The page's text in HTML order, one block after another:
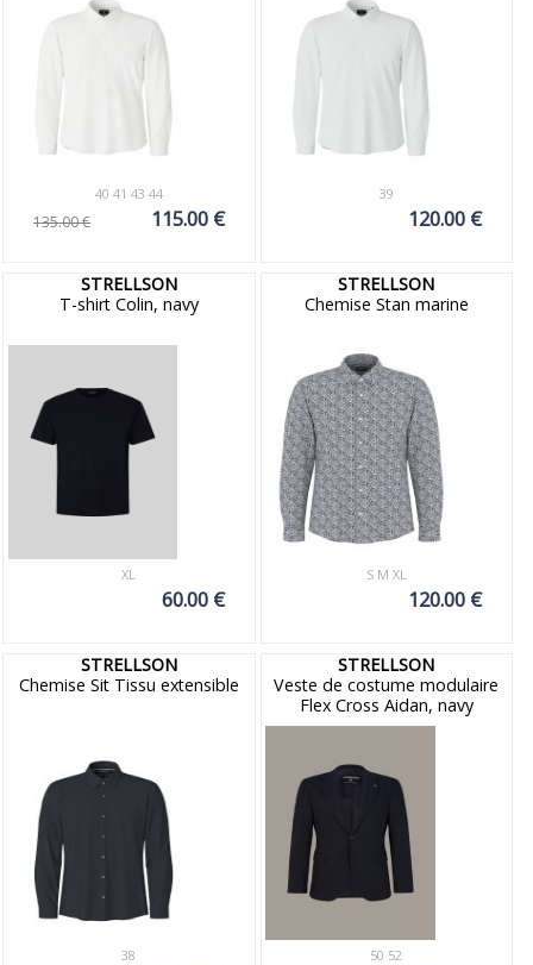
40 41 43 44
115.00 €
135.00 €
39
120.00 €
STRELLSON
T-shirt Colin, navy
XL
60.00 €
STRELLSON
Chemise Stan marine
S M XL
120.00 €
STRELLSON
Chemise Sit Tissu extensible
38
STRELLSON
Veste de costume modulaire
Flex Cross Aidan, navy
50 52